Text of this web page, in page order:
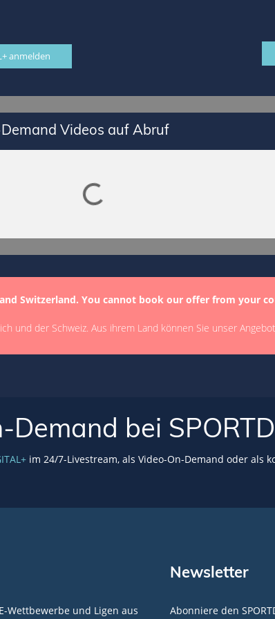
anmelden
Videos auf Abruf
Lade SPORTDIGITAL+ Mediathek
Switzerland. You cannot book our offer from your
und der Schweiz. Aus ihrem Land können Sie unser
Demand bei
im 24/7-Livestream, als Video-On-Demand oder als
Wettbewerbe und Ligen aus
Newsletter
Abonniere den